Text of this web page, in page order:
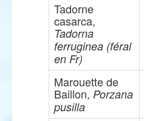
Tadorne
casarca,
Tadorna
ferruginea (féral
en Fr)
Marouette de
Baillon, Porzana
pusilla